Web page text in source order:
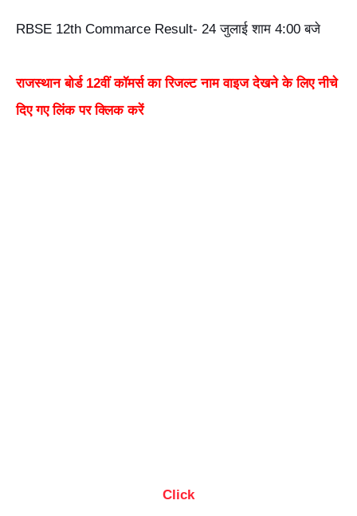
RBSE 12th Commarce Result- 24 जुलाई शाम 4:00 बजे
राजस्थान बोर्ड 12वीं कॉमर्स का रिजल्ट नाम वाइज देखने के लिए नीचे
दिए गए लिंक पर क्लिक करें
Click